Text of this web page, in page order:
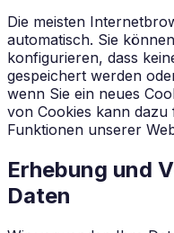
Die meisten
automatisch. Sie
konfigurieren, dass
gespeichert werden
wenn Sie ein neues
von Cookies kann
Funktionen unserer
Erhebung und
Daten